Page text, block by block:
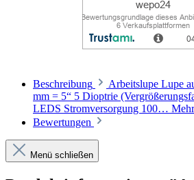
Beschreibung
Arbeitslupe Lupe
mm = 5“ 5 Dioptrie
LEDS Stromversorgung 100… Mehr
Bewertungen
Menü schließen